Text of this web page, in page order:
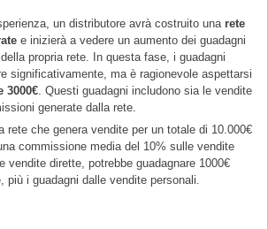
un distributore avrà costruito unarete
e inizierà a vedere un aumento dei guadagni
propria rete. In questa fase, i guadagni
significativamente, ma è ragionevole aspettarsi
3000€. Questi guadagni includono sia le vendite
generate dalla rete.
rete che genera vendite per un totale di 10.000€
commissione media del 10% sulle vendite
vendite dirette, potrebbe guadagnare 1000€
più i guadagni dalle vendite personali.